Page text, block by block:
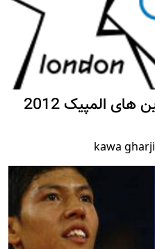
بدترین ها و شاید دلرباترین های المپیک 2012
kawa gharji